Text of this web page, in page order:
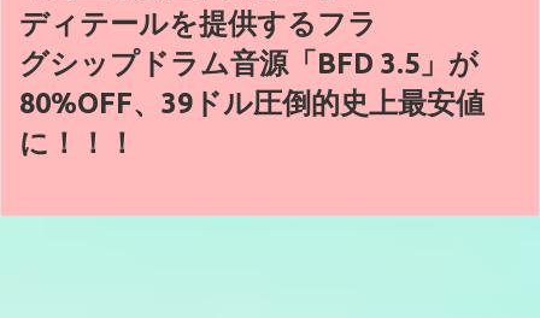
ディテールを提供するフラ
グシップドラム音源「BFD 3.5」が
80%OFF、39ドル圧倒的史上最安値
に！！！